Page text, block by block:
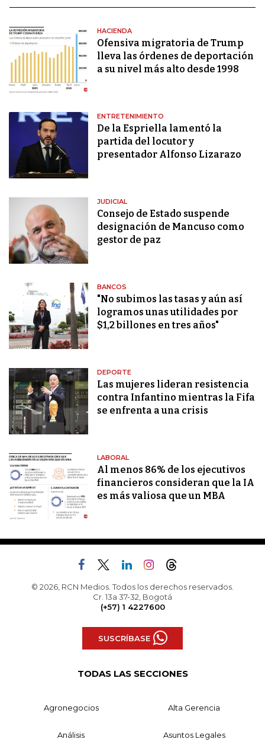
HACIENDA
Ofensiva migratoria de Trump
lleva las órdenes de deportación
a su nivel más alto desde 1998
ENTRETENIMIENTO
De la Espriella lamentó la
partida del locutor y
presentador Alfonso Lizarazo
JUDICIAL
Consejo de Estado suspende
designación de Mancuso como
gestor de paz
BANCOS
"No subimos las tasas y aún así
logramos unas utilidades por
$1,2 billones en tres años"
DEPORTE
Las mujeres lideran resistencia
contra Infantino mientras la Fifa
se enfrenta a una crisis
LABORAL
Al menos 86% de los ejecutivos
financieros consideran que la IA
es más valiosa que un MBA
© 2026, RCN Medios. Todos los derechos reservados.
Cr. 13a 37-32, Bogotá
(+57) 1 4227600
SUSCRÍBASE
TODAS LAS SECCIONES
Agronegocios Alta Gerencia
Análisis Asuntos Legales